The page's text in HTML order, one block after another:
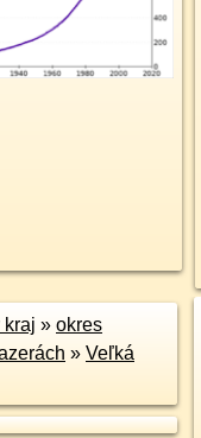
kraj » okres
» Veľká